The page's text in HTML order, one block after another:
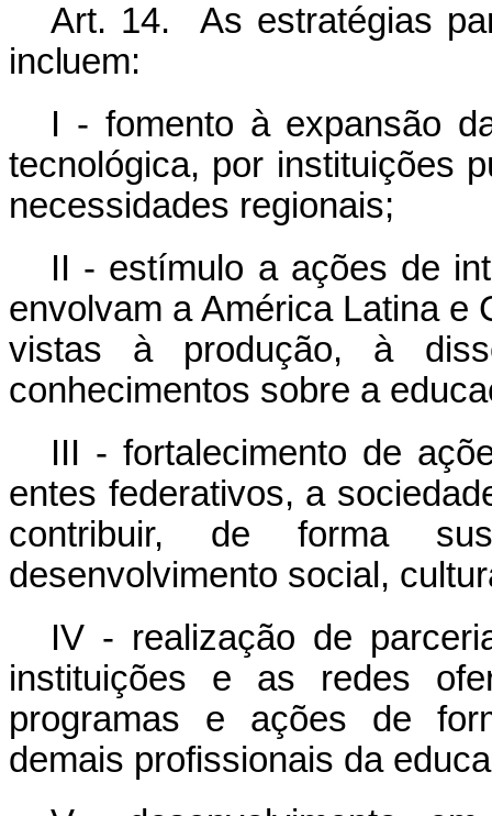
Art. 14. As estratégias
incluem:
I - fomento à expansão
tecnológica, por instituições
necessidades regionais;
II - estímulo a ações de
envolvam a América Latina e
vistas à produção, à
conhecimentos sobre a
III - fortalecimento de
entes federativos, a
contribuir, de forma
desenvolvimento social,
IV - realização de
instituições e as redes
programas e ações de
demais profissionais da